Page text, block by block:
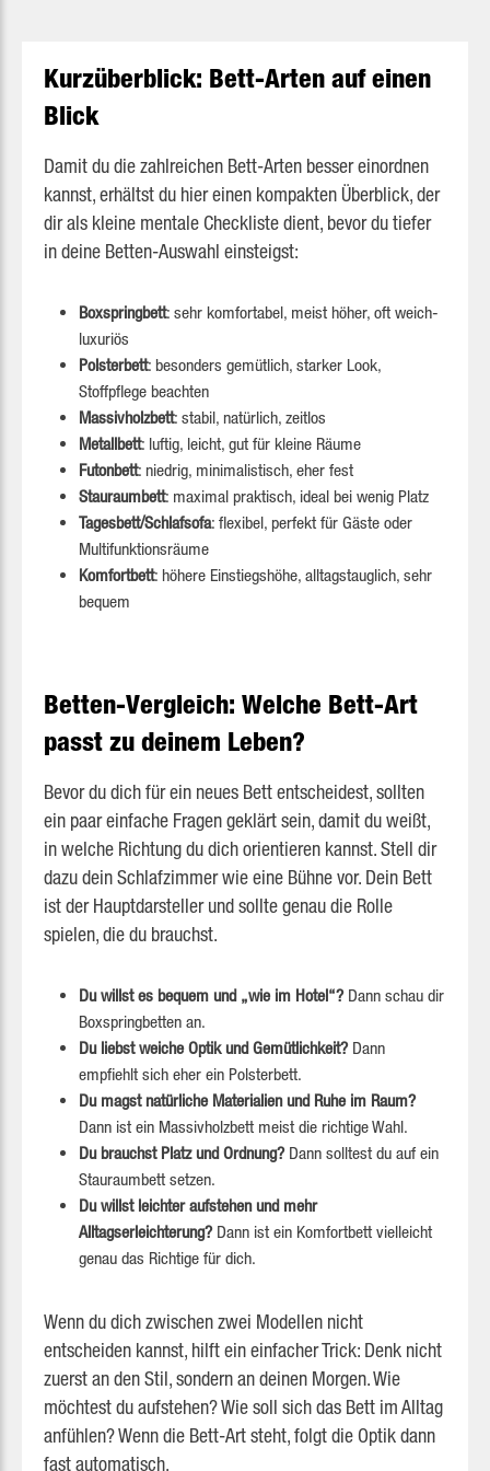
Kurzüberblick: Bett-Arten auf einen
Blick
Damit du die zahlreichen Bett-Arten besser einordnen
kannst, erhältst du hier einen kompakten Überblick, der
dir als kleine mentale Checkliste dient, bevor du tiefer
in deine Betten-Auswahl einsteigst:
Boxspringbett: sehr komfortabel, meist höher, oft weich-
luxuriös
Polsterbett: besonders gemütlich, starker Look,
Stoffpflege beachten
Massivholzbett: stabil, natürlich, zeitlos
Metallbett: luftig, leicht, gut für kleine Räume
Futonbett: niedrig, minimalistisch, eher fest
Stauraumbett: maximal praktisch, ideal bei wenig Platz
Tagesbett/Schlafsofa: flexibel, perfekt für Gäste oder
Multifunktionsräume
Komfortbett: höhere Einstiegshöhe, alltagstauglich, sehr
bequem
Betten-Vergleich: Welche Bett-Art
passt zu deinem Leben?
Bevor du dich für ein neues Bett entscheidest, sollten
ein paar einfache Fragen geklärt sein, damit du weißt,
in welche Richtung du dich orientieren kannst. Stell dir
dazu dein Schlafzimmer wie eine Bühne vor. Dein Bett
ist der Hauptdarsteller und sollte genau die Rolle
spielen, die du brauchst.
Du willst es bequem und „wie im Hotel“?Dann schau dir
Boxspringbetten an.
Du liebst weiche Optik und Gemütlichkeit?Dann
empfiehlt sich eher ein Polsterbett.
Du magst natürliche Materialien und Ruhe im Raum?
Dann ist ein Massivholzbett meist die richtige Wahl.
Du brauchst Platz und Ordnung?Dann solltest du auf ein
Stauraumbett setzen.
Du willst leichter aufstehen und mehr
Alltagserleichterung?Dann ist ein Komfortbett vielleicht
genau das Richtige für dich.
Wenn du dich zwischen zwei Modellen nicht
entscheiden kannst, hilft ein einfacher Trick: Denk nicht
zuerst an den Stil, sondern an deinen Morgen. Wie
möchtest du aufstehen? Wie soll sich das Bett im Alltag
anfühlen? Wenn die Bett-Art steht, folgt die Optik dann
fast automatisch.